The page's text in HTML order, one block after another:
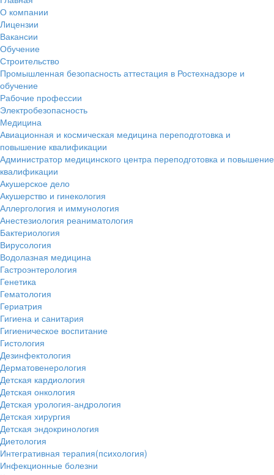
О компании
Лицензии
Вакансии
Обучение
Строительство
Промышленная безопасность аттестация в Ростехнадзоре и
обучение
Рабочие профессии
Электробезопасность
Медицина
Авиационная и космическая медицина переподготовка и
повышение квалификации
Администратор медицинского центра переподготовка и повышение
квалификации
Акушерское дело
Акушерство и гинекология
Аллергология и иммунология
Анестезиология реаниматология
Бактериология
Вирусология
Водолазная медицина
Гастроэнтерология
Генетика
Гематология
Гериатрия
Гигиена и санитария
Гигиеническое воспитание
Гистология
Дезинфектология
Дерматовенерология
Детская кардиология
Детская онкология
Детская урология-андрология
Детская хирургия
Детская эндокринология
Диетология
Интегративная терапия(психология)
Инфекционные болезни